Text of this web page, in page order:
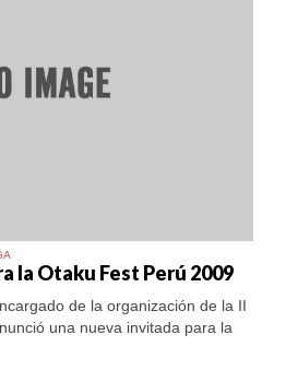
la Otaku Fest Perú 2009
de la organización de la II
una nueva invitada para la